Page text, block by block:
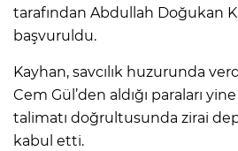
tarafından Abdullah Doğukan
başvuruldu.
Kayhan, savcılık huzurunda
Cem Gül’den aldığı paraları
talimatı doğrultusunda zirai
kabul etti.